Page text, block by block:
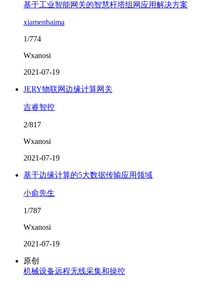
基于工业智能网关的智慧杆塔组网应用解决方案
xiamenbaima
1/774
Wxanosi
2021-07-19
JERY物联网边缘计算网关
吉睿智控
2/817
Wxanosi
2021-07-19
基于边缘计算的5大数据传输应用领域
小俞先生
1/787
Wxanosi
2021-07-19
原创
机械设备远程无线采集和操控